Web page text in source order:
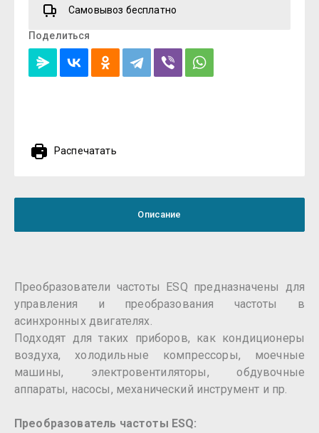
Самовывоз бесплатно
Поделиться
Распечатать
Описание
Преобразователи частоты ESQ предназначены для
управления и преобразования частоты в
асинхронных двигателях.
Подходят для таких приборов, как кондиционеры
воздуха, холодильные компрессоры, моечные
машины, электровентиляторы, обдувочные
аппараты, насосы, механический инструмент и пр.
Преобразователь частоты ESQ: